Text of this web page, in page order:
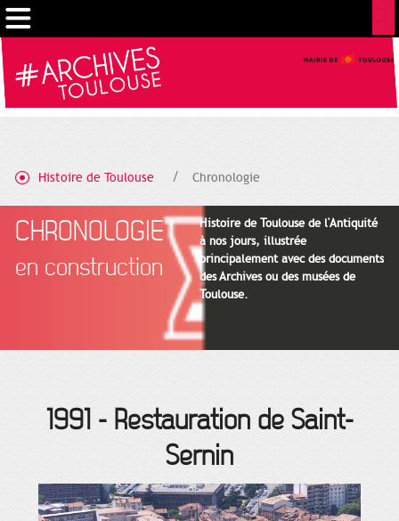
Histoire de Toulouse Chronologie
CHRONOLOGIE
en construction
Histoire de Toulouse de l'Antiquité
à nos jours, illustrée
principalement avec des documents
des Archives ou des musées de
Toulouse.
1991- Restauration de Saint-
Sernin
Cookies management panel